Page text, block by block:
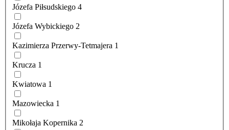
Józefa Piłsudskiego 4
Józefa Wybickiego 2
Kazimierza Przerwy-Tetmajera 1
Krucza 1
Kwiatowa 1
Mazowiecka 1
Mikołaja Kopernika 2